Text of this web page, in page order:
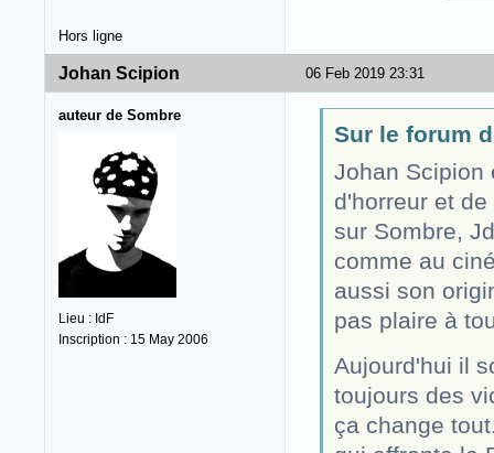
Hors ligne
06 Feb 2019 23:31
Johan Scipion
auteur de Sombre
Lieu : IdF
Inscription : 15 May 2006
Sur le forum
Johan Scipion
d'horreur et
sur Sombre,
comme au
aussi son
pas plaire à
Aujourd'hui il
toujours des
ça change